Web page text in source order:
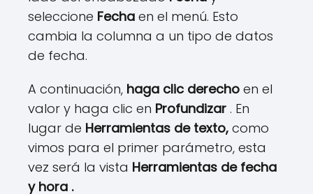
seleccione Fecha en el menú. Esto
cambia la columna a un tipo de datos
de fecha.
A continuación, haga clic derecho en el
valor y haga clic en Profundizar . En
lugar de Herramientas de texto, como
vimos para el primer parámetro, esta
vez será la vista Herramientas de fecha
y hora .